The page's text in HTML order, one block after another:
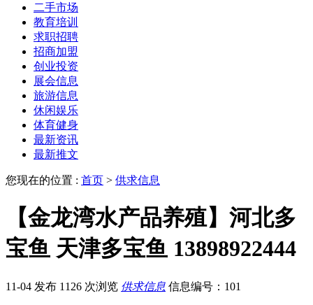
二手市场
教育培训
求职招聘
招商加盟
创业投资
展会信息
旅游信息
休闲娱乐
体育健身
最新资讯
最新推文
您现在的位置 : 首页 > 供求信息
【金龙湾水产品养殖】河北多
宝鱼 天津多宝鱼 13898922444
11-04 发布 1126 次浏览 供求信息 信息编号：101